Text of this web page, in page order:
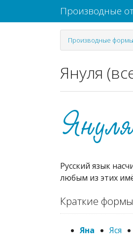
Производные
Производные
Януля
Русский язык
любым из этих
Краткие
Яна Яся